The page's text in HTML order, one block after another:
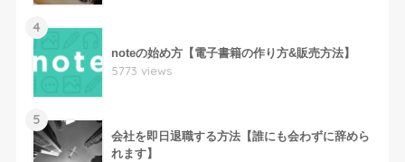
4
noteの始め方【電子書籍の作り方&販売方法】
5773 views
5
会社を即日退職する方法【誰にも会わずに辞めら
れます】